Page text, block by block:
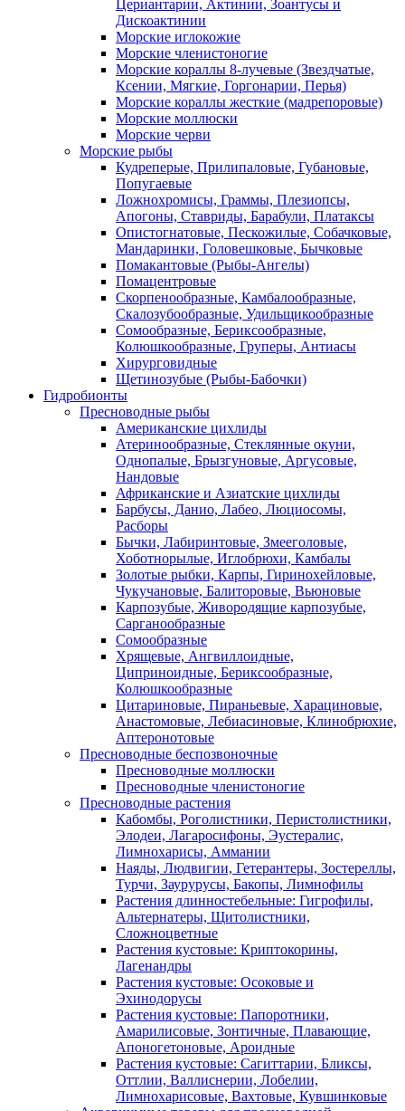
Цериантарии, Актинии, Зоантусы и
Дискоактинии
Морские иглокожие
Морские членистоногие
Морские кораллы 8-лучевые (Звездчатые,
Ксении, Мягкие, Горгонарии, Перья)
Морские кораллы жесткие (мадрепоровые)
Морские моллюски
Морские черви
Морские рыбы
Кудреперые, Прилипаловые, Губановые,
Попугаевые
Ложнохромисы, Граммы, Плезиопсы,
Апогоны, Ставриды, Барабули, Платаксы
Опистогнатовые, Пескожилые, Собачковые,
Мандаринки, Головешковые, Бычковые
Помакантовые (Рыбы-Ангелы)
Помацентровые
Скорпенообразные, Камбалообразные,
Скалозубообразные, Удильщикообразные
Сомообразные, Бериксообразные,
Колюшкообразные, Груперы, Антиасы
Хирурговидные
Щетинозубые (Рыбы-Бабочки)
Гидробионты
Пресноводные рыбы
Американские цихлиды
Атеринообразные, Стеклянные окуни,
Однопалые, Брызгуновые, Аргусовые,
Нандовые
Африканские и Азиатские цихлиды
Барбусы, Данио, Лабео, Люциосомы,
Расборы
Бычки, Лабиринтовые, Змееголовые,
Хоботнорылые, Иглобрюхи, Камбалы
Золотые рыбки, Карпы, Гиринохейловые,
Чукучановые, Балиторовые, Вьюновые
Карпозубые, Живородящие карпозубые,
Сарганообразные
Сомообразные
Хрящевые, Ангвиллоидные,
Циприноидные, Бериксообразные,
Колюшкообразные
Цитариновые, Пираньевые, Харациновые,
Анастомовые, Лебиасиновые, Клинобрюхие,
Аптеронотовые
Пресноводные беспозвоночные
Пресноводные моллюски
Пресноводные членистоногие
Пресноводные растения
Кабомбы, Роголистники, Перистолистники,
Элодеи, Лагаросифоны, Эустералис,
Лимнохарисы, Аммании
Наяды, Людвигии, Гетерантеры, Зостереллы,
Турчи, Заурурусы, Бакопы, Лимнофилы
Растения длинностебельные: Гигрофилы,
Альтернатеры, Щитолистники,
Сложноцветные
Растения кустовые: Криптокорины,
Лагенандры
Растения кустовые: Осоковые и
Эхинодорусы
Растения кустовые: Папоротники,
Амарилисовые, Зонтичные, Плавающие,
Апоногетоновые, Ароидные
Растения кустовые: Сагиттарии, Бликсы,
Оттлии, Валлиснерии, Лобелии,
Лимнохарисовые, Вахтовые, Кувшинковые